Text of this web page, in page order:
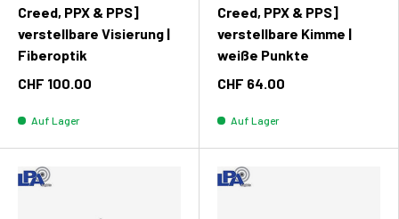
Creed, PPX & PPS]
verstellbare Visierung |
Fiberoptik
CHF 100.00
Auf Lager
Creed, PPX & PPS]
verstellbare Kimme |
weiße Punkte
CHF 64.00
Auf Lager